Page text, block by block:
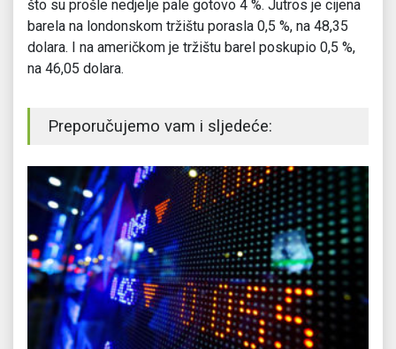
što su prošle nedjelje pale gotovo 4 %. Jutros je cijena
barela na londonskom tržištu porasla 0,5 %, na 48,35
dolara. I na američkom je tržištu barel poskupio 0,5 %,
na 46,05 dolara.
Preporučujemo vam i sljedeće: